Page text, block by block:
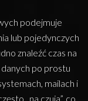
podejmuje
lub pojedynczych
znaleźć czas na
danych po prostu
mailach i
„na czuja”, co